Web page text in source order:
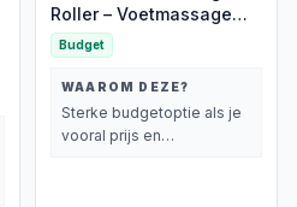
Roller – Voetmassage
Apparaat – Voetreflex
Massage Roller –
Massief Hout – Tegen
Vermoeide Voeten –
Handmatige
Voetmassager
Budget
WAAROM DEZE?
Sterke budgetoptie als je
vooral prijs en